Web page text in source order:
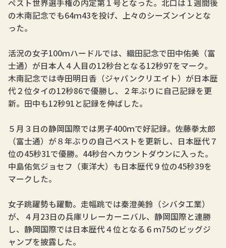
ペスト世界選手権の内定第１号となった。北口は１週間後
の木南記念でも64ｍ43を投げ、上々のシーズンインとな
った。
活況の女子100ｍハードルでは、織田記念で田中佑美（富
士通）が日本人４人目の12秒台となる12秒97をマーク。
木南記念では寺田明日香（ジャパンクリエイト）が日本歴
代２位タイの12秒86で優勝し、２年ぶりに自己記録を更
新。田中も12秒91と記録を伸ばした。
５月３日の静岡国際では男子400ｍで好記録。佐藤拳太郎
（富士通）が８年ぶりの自己ベストを更新し、日本歴代７
位の45秒31で優勝。44秒台へカウントダウンに入った。
中島佑気ジョセフ（東洋大）も日本歴代９位の45秒39を
マークした。
女子跳躍勢も躍動。走幅跳では秦澄美鈴（シバタ工業）
が、４月23日の兵庫リレーカーニバル、静岡国際と連勝
し、静岡国際では日本歴代４位となる６ｍ75のビッグジ
ャンプを披露した。